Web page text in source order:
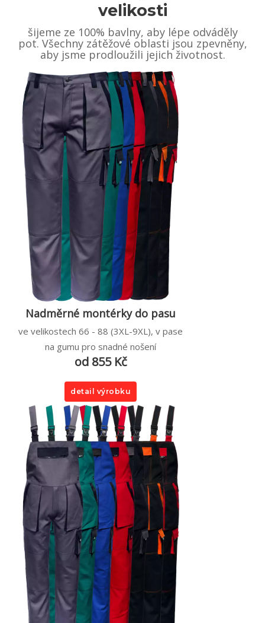
velikosti
šijeme ze 100% bavlny, aby lépe odváděly
pot. Všechny zátěžové oblasti jsou zpevněny,
aby jsme prodloužili jejich životnost.
Nadměrné montérky do pasu
ve velikostech 66 - 88 (3XL-9XL), v pase
na gumu pro snadné nošení
od 855 Kč
detail výrobku